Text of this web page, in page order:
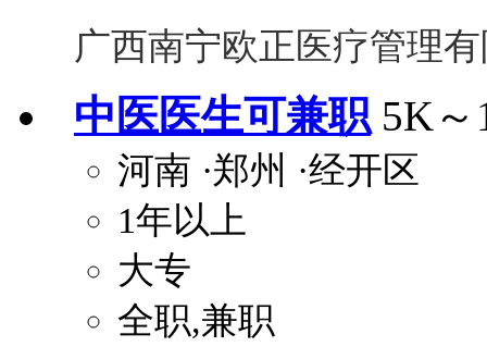
广西南宁欧正医疗管理
中医医生可兼职 5K～
河南 ·郑州 ·经开区
1年以上
大专
全职,兼职